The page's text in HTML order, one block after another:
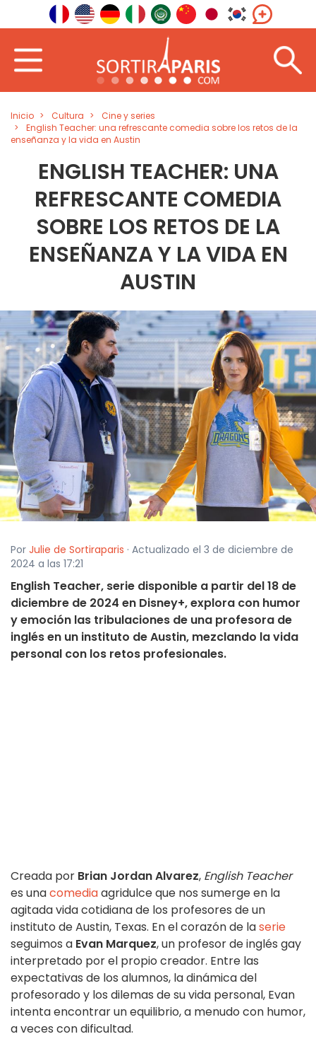
Inicio Cultura
Cine y series
English Teacher: una refrescante comedia sobre los retos de la
enseñanza y la vida en Austin
ENGLISH TEACHER: UNA
REFRESCANTE COMEDIA
SOBRE LOS RETOS DE LA
ENSEÑANZA Y LA VIDA EN
AUSTIN
Por Julie de Sortiraparis · Actualizado el 3 de diciembre de
2024 a las 17:21
English Teacher, serie disponible a partir del 18 de
diciembre de 2024 en Disney+, explora con humor
y emoción las tribulaciones de una profesora de
inglés en un instituto de Austin, mezclando la vida
personal con los retos profesionales.
Creada por Brian Jordan Alvarez, English Teacher
es unacomediaagridulce que nos sumerge en la
agitada vida cotidiana de los profesores de un
instituto de Austin, Texas. En el corazón de laserie
seguimos a Evan Marquez, un profesor de inglés gay
interpretado por el propio creador. Entre las
expectativas de los alumnos, la dinámica del
profesorado y los dilemas de su vida personal, Evan
intenta encontrar un equilibrio, a menudo con humor,
a veces con dificultad.